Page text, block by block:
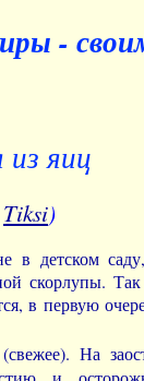
-
яиц
Tiksi)
в детском
скорлупы.
в первую
На